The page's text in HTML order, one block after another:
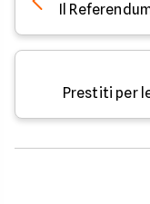
Il
Prestiti per